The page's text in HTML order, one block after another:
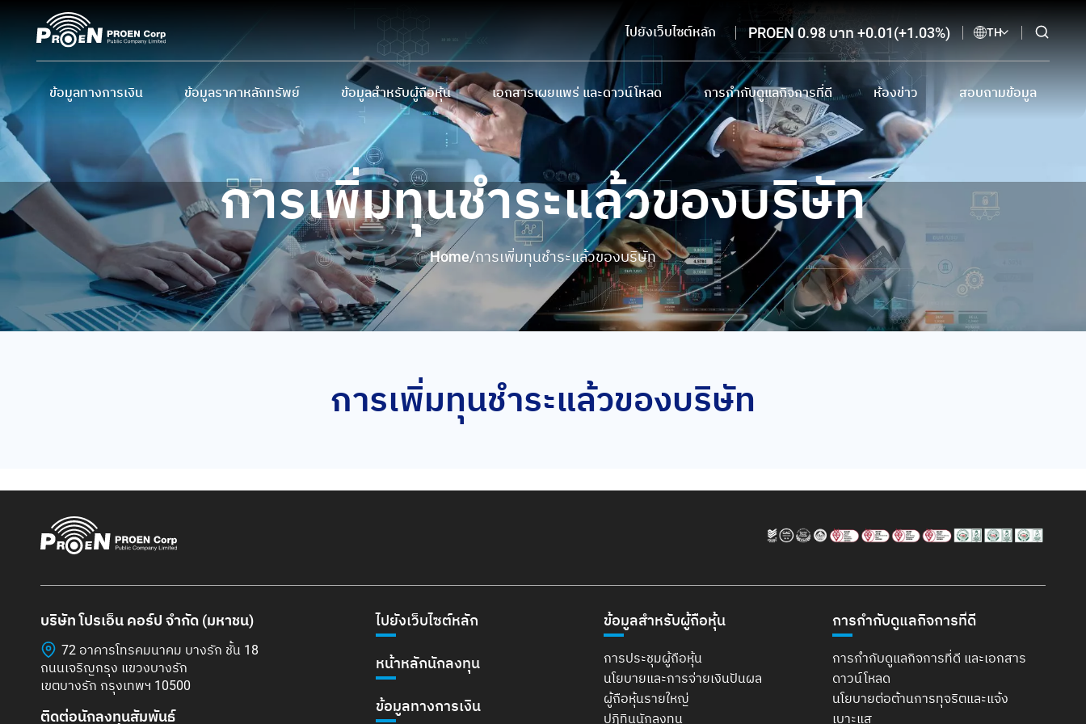
ไปยังเว็บไซต์หลัก PROEN 0.98 บาท +0.01(+1.03%) TH
ข้อมูลทางการเงิน
ข้อมูลสำคัญทางการเงิน
งบการเงิน และ MD&A
ข้อมูลราคาหลักทรัพย์
ราคาหลักทรัพย์ย้อนหลัง
ข้อมูลสำหรับผู้ถือหุ้น
ผู้ถือหุ้นรายใหญ่
นโยบายและการจ่ายเงินปันผล
การประชุมผู้ถือหุ้น
ปฏิทินนักลงทุน
ข้อมูลสำหรับผู้ถือใบสำคัญแสดงสิทธิ
เอกสารเผยแพร่ และดาวน์โหลด
หนังสือชี้ชวนเสนอขายหลักทรัพย์
แบบ 56-1 One Report และรายงานประจำปี
รายงานความยั่งยืน
เอกสารนำเสนอและเว็บแคสต์
ดาวน์โหลดเอกสาร
การกำกับดูแลกิจการที่ดี
การกำกับดูแลกิจการที่ดี และเอกสารดาวน์โหลด
นโยบายต่อต้านการทุจริตและแจ้งเบาะแส
ห้องข่าว
ข่าวแจ้งตลาดหลักทรัพย์
ข่าวจากสื่อสิ่งพิมพ์ออนไลน์
การโฆษณาทางสื่ออิเล็กทรอนิกส์
สอบถามข้อมูล
ติดต่อนักลงทุนสัมพันธ์
อีเมลรับข่าวสาร
จรรยาบรรณนักลงทุนสัมพันธ์
การเพิ่มทุนชำระแล้วของบริษัท
Home/การเพิ่มทุนชำระแล้วของบริษัท
การเพิ่มทุนชำระแล้วของบริษัท
บริษัท โปรเอ็น คอร์ป จำกัด (มหาชน)
72 อาคารโทรคมนาคม บางรัก ชั้น 18
ถนนเจริญกรุง แขวงบางรัก
เขตบางรัก กรุงเทพฯ 10500
ติดต่อนักลงทุนสัมพันธ์
ไปยังเว็บไซต์หลัก
หน้าหลักนักลงทุน
ข้อมูลทางการเงิน
ข้อมูลสำหรับผู้ถือหุ้น
การประชุมผู้ถือหุ้น
นโยบายและการจ่ายเงินปันผล
ผู้ถือหุ้นรายใหญ่
ปฏิทินนักลงทุน
การกำกับดูแลกิจการที่ดี
การกำกับดูแลกิจการที่ดี และเอกสาร
ดาวน์โหลด
นโยบายต่อต้านการทุจริตและแจ้ง
เบาะแส